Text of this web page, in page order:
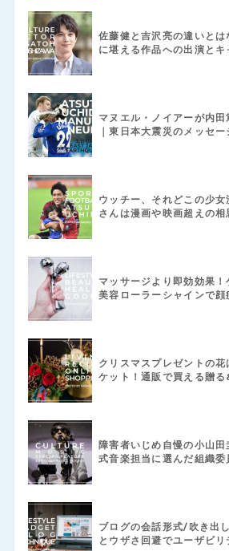
佐藤健と吉沢亮の違いと
に堪える作品への出演と
マヌエル・ノイアーが内
｜東日本大震災のメッセー
ウッチー、それどこの少
さんは漫画や映画超えの相
マッサージより即効効果
美容ローラーシャインで
クリスマスプレゼントの
ケット！通販で買える贈る
障害者いじめ自慢の小山
式音楽担当に選んだ組織委
ブログの会話形式/吹き出
とウザさ回避でユーザビ